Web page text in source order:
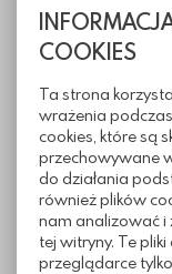
COOKIES
Ta strona
wrażenia
cookies, które są
przechowywane
do działania
również plików
nam analizować i
tej witryny. Te
przeglądarce